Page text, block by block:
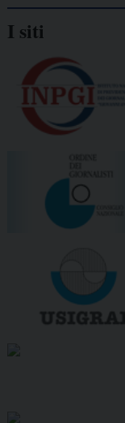
I siti